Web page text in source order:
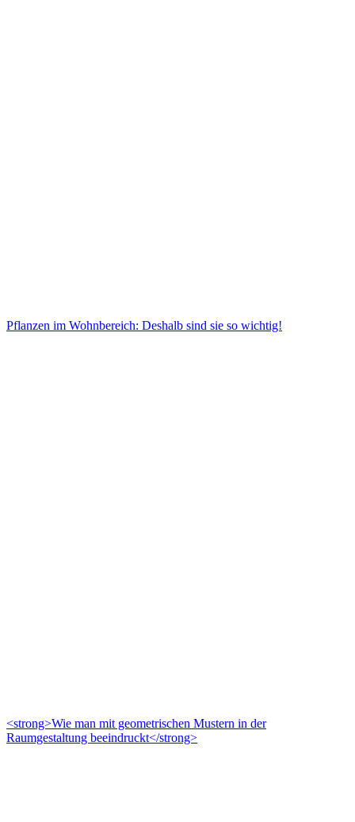
Pflanzen im Wohnbereich: Deshalb sind sie so wichtig!
<strong>Wie man mit geometrischen Mustern in der
Raumgestaltung beeindruckt</strong>